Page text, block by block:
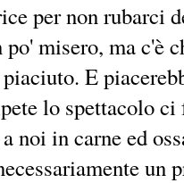
per non rubarci
misero, ma c'è
E
lo spettacolo
noi in carne ed
un